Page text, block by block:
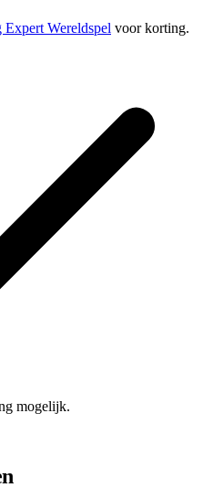
Expert Wereldspel voor korting.
mogelijk.